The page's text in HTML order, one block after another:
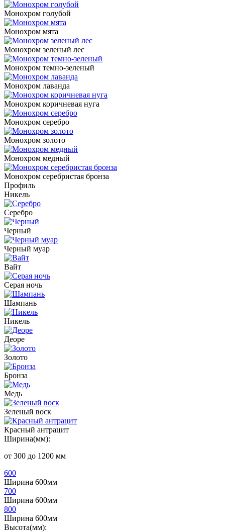
Монохром голубой
Монохром мята
Монохром зеленый лес
Монохром темно-зеленый
Монохром лаванда
Монохром коричневая нуга
Монохром серебро
Монохром золото
Монохром медный
Монохром серебристая бронза
Профиль
Никель
Серебро
Черный
Черный муар
Вайт
Серая ночь
Шампань
Никель
Деоре
Золото
Бронза
Медь
Зеленый воск
Красный антрацит
Ширина(мм):
от 300 до 1200 мм
600
Ширина 600мм
700
Ширина 600мм
800
Ширина 600мм
Высота(мм):